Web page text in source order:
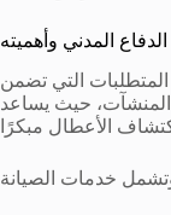
المدني وأهميته
التي تضمن
المنشآت، حيث يساعد